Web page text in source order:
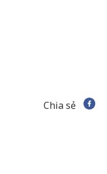
Chia sẻ